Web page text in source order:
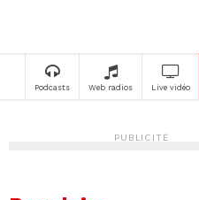
Podcasts Web radios Live vidéo
PUBLICITÉ